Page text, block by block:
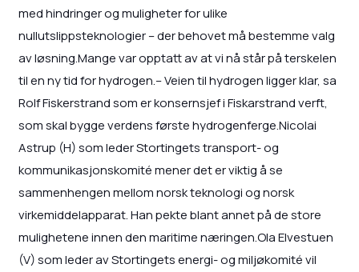
med hindringer og muligheter for ulike
nullutslippsteknologier – der behovet må bestemme valg
av løsning.Mange var opptatt av at vi nå står på terskelen
til en ny tid for hydrogen.– Veien til hydrogen ligger klar, sa
Rolf Fiskerstrand som er konsernsjef i Fiskarstrand verft,
som skal bygge verdens første hydrogenferge.Nicolai
Astrup (H) som leder Stortingets transport- og
kommunikasjonskomité mener det er viktig å se
sammenhengen mellom norsk teknologi og norsk
virkemiddelapparat. Han pekte blant annet på de store
mulighetene innen den maritime næringen.Ola Elvestuen
(V) som leder av Stortingets energi- og miljøkomité vil